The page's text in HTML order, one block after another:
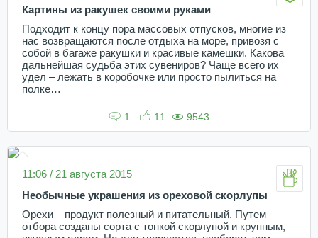
Картины из ракушек своими руками
Подходит к концу пора массовых отпусков, многие из
нас возвращаются после отдыха на море, привозя с
собой в багаже ракушки и красивые камешки. Какова
дальнейшая судьба этих сувениров? Чаще всего их
удел – лежать в коробочке или просто пылиться на
полке…
1 11 9543
11:06 / 21 августа 2015
Необычные украшения из ореховой скорлупы
Орехи – продукт полезный и питательный. Путем
отбора созданы сорта с тонкой скорлупой и крупным,